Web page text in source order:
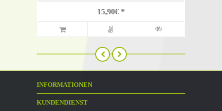
15,90€ *
INFORMATIONEN
KUNDENDIENST